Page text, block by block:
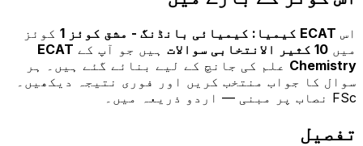
اس ECAT کیمیا: کیمیائی بانڈنگ - مشق کوئز 1
کوئز
میں 10 کثیر الانتخابی سوالات ہیں جو آپ کے ECAT
Chemistry علم کی جانچ کے لیے بنائے گئے ہیں۔ ہر
سوال کا جواب منتخب کریں اور فوری نتیجہ دیکھیں۔
FSc نصاب پر مبنی — اردو ذریعہ میں۔
تفصیل